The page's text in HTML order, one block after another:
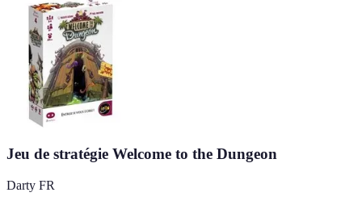
Jeu de stratégie Welcome to the Dungeon
Darty FR